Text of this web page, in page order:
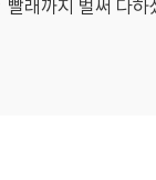
래까지 벌써 다